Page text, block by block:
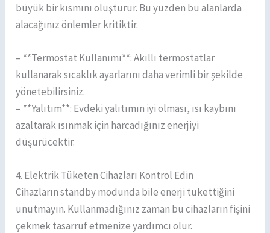
büyük bir kısmını oluşturur. Bu yüzden bu alanlarda
alacağınız önlemler kritiktir.
– **Termostat Kullanımı**: Akıllı termostatlar
kullanarak sıcaklık ayarlarını daha verimli bir şekilde
yönetebilirsiniz.
– **Yalıtım**: Evdeki yalıtımın iyi olması, ısı kaybını
azaltarak ısınmak için harcadığınız enerjiyi
düşürücektir.
4. Elektrik Tüketen Cihazları Kontrol Edin
Cihazların standby modunda bile enerji tükettiğini
unutmayın. Kullanmadığınız zaman bu cihazların fişini
çekmek tasarruf etmenize yardımcı olur.